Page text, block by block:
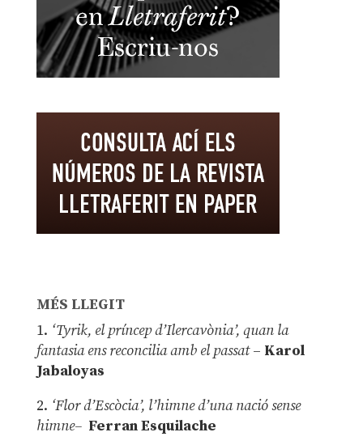
MÉS LLEGIT
1. ‘Tyrik, el príncep d’Ilercavònia’, quan la
fantasia ens reconcilia amb el passat– Karol
Jabaloyas
2. ‘Flor d’Escòcia’, l’himne d’una nació sense
himne– Ferran Esquilache